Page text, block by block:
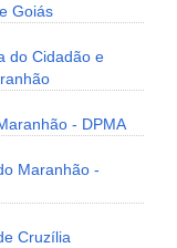
Goiás
do Cidadão e
- DPMA
Maranhão -
Cruzília